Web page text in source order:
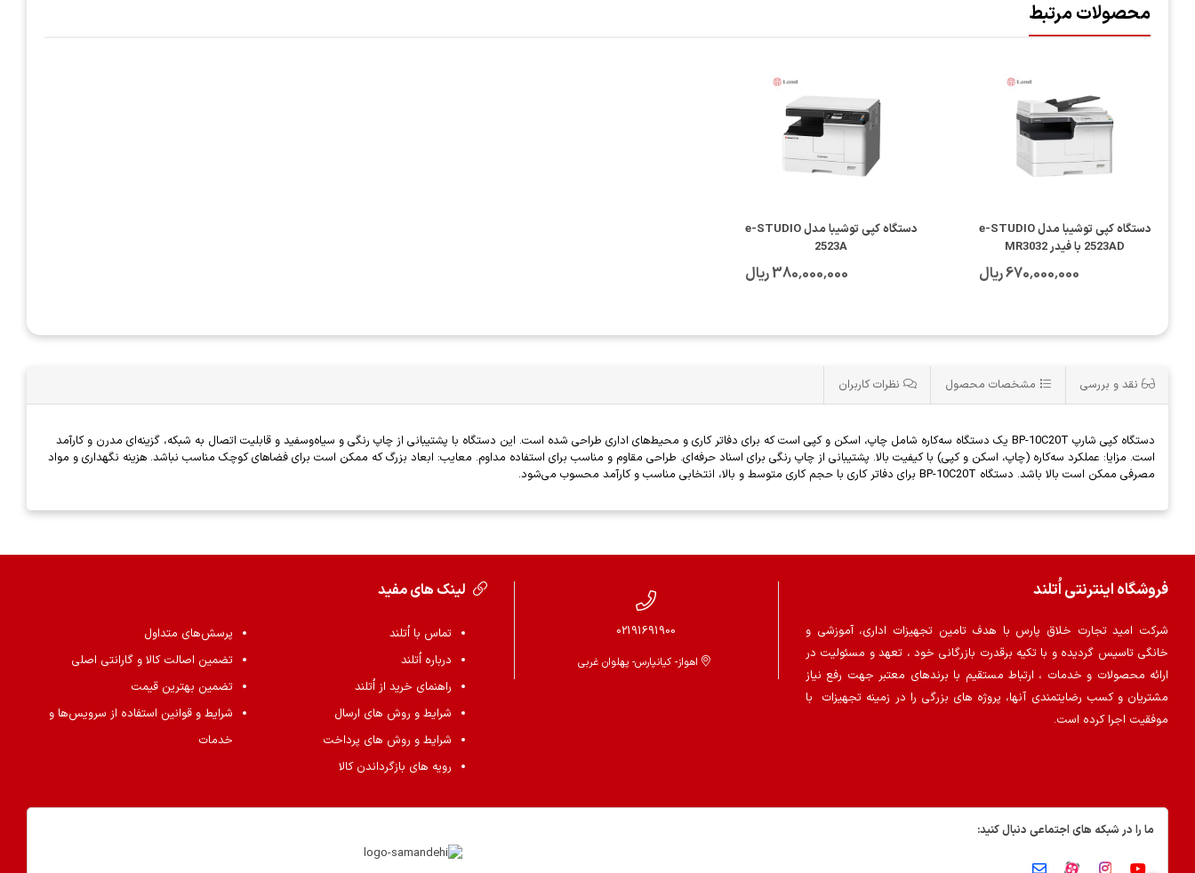
محصولات مرتبط
دستگاه کپی توشیبا مدل e-STUDIO
2523AD با فیدر MR3032
670٬000٬000 ریال
دستگاه کپی توشیبا مدل e-STUDIO
2523A
380٬000٬000 ریال
نقد و بررسی مشخصات محصول نظرات کاربران
دستگاه کپی شارپ BP-10C20T یک دستگاه سه‌کاره شامل چاپ، اسکن و کپی است که برای دفاتر کاری و محیط‌های اداری طراحی شده است. این دستگاه با پشتیبانی از چاپ رنگی و سیاه‌وسفید و قابلیت اتصال به شبکه، گزینه‌ای مدرن و کارآمد
است. مزایا: عملکرد سه‌کاره (چاپ، اسکن و کپی) با کیفیت بالا. پشتیبانی از چاپ رنگی برای اسناد حرفه‌ای. طراحی مقاوم و مناسب برای استفاده مداوم. معایب: ابعاد بزرگ که ممکن است برای فضاهای کوچک مناسب نباشد. هزینه نگهداری و مواد
مصرفی ممکن است بالا باشد. دستگاه BP-10C20T برای دفاتر کاری با حجم کاری متوسط و بالا، انتخابی مناسب و کارآمد محسوب می‌شود.
فروشگاه اینترنتی اُتلند
شرکت امید تجارت خلاق پارس با هدف تامین تجهیزات اداری، آموزشی و
خانگی تاسیس گردیده و با تکیه برقدرت بازرگانی خود ، تعهد و مسئولیت در
ارائه محصولات و خدمات ، ارتباط مستقیم با برندهای معتبر جهت رفع نیاز
مشتریان و کسب رضایتمندی آنها، پروژه های بزرگی را در زمینه تجهیزات با
موفقیت اجرا کرده است.
02191691900
اهواز- کیانپارس- پهلوان غربی
لینک های مفید
تماس با اُتلند
درباره اُتلند
راهنمای خرید از اُتلند
شرایط و روش های ارسال
شرایط و روش های پرداخت
رویه های بازگرداندن کالا
پرسش‌های متداول
تضمین اصالت کالا و گارانتی اصلی
تضمین بهترین قیمت
شرایط و قوانین استفاده از سرویس‌ها و
خدمات
ما را در شبکه های اجتماعی دنبال کنید: